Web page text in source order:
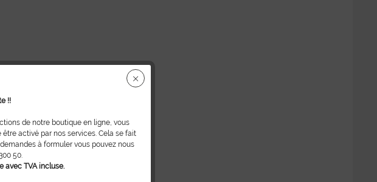
!!
de notre boutique en ligne, vous
activé par nos services. Cela se fait
à formuler vous pouvez nous
50.
avec TVA incluse.